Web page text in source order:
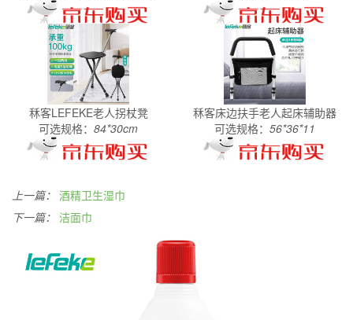
秝客LEFEKE老人拐杖凳
可选规格： 84*30cm
秝客床边扶手老人起床辅助器
可选规格： 56*36*11
上一篇： 酒精卫生湿巾
下一篇： 洁面巾